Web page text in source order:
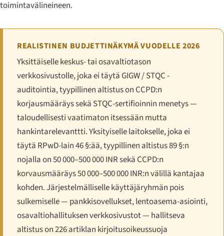
toimintavälineineen.
REALISTINEN BUDJETTINÄKYMÄ VUODELLE 2026
Yksittäiselle keskus- tai osavaltiotason
verkkosivustolle, joka ei täytä GIGW / STQC -
auditointia, tyypillinen altistus on CCPD:n
korjausmääräys sekä STQC-sertifioinnin menetys —
taloudellisesti vaatimaton itsessään mutta
hankintarelevanttti. Yksityiselle laitokselle, joka ei
täytä RPwD-lain 46 §:ää, tyypillinen altistus 89 §:n
nojalla on 50 000–500 000 INR sekä CCPD:n
korvausmääräys 50 000–500 000 INR:n välillä kantajaa
kohden. Järjestelmälliselle käyttäjäryhmän pois
sulkemiselle — pankkisovellukset, lentoasema-asiointi,
osavaltiohallituksen verkkosivustot — hallitseva
altistus on 226 artiklan kirjoitusoikeussuoja